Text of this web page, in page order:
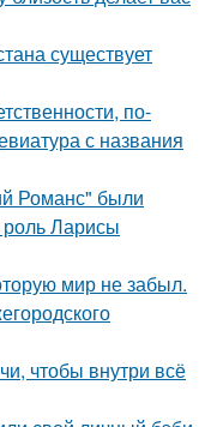
существует
по-
с названия
Романс" были
Ларисы
мир не забыл.
чтобы внутри всё